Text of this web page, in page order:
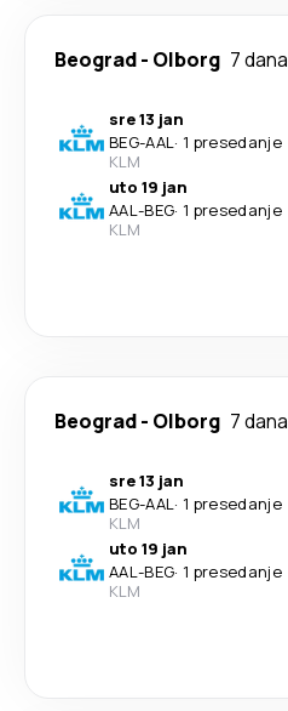
Beograd- Olborg 7 dana
sre 13 jan
BEG-AAL· 1 presedanje
KLM
uto 19 jan
AAL-BEG· 1 presedanje
KLM
Beograd- Olborg 7 dana
sre 13 jan
BEG-AAL· 1 presedanje
KLM
uto 19 jan
AAL-BEG· 1 presedanje
KLM